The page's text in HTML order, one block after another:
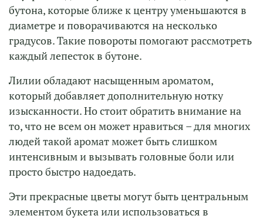
бутона, которые ближе к центру уменьшаются в
диаметре и поворачиваются на несколько
градусов. Такие повороты помогают рассмотреть
каждый лепесток в бутоне.
Лилии обладают насыщенным ароматом,
который добавляет дополнительную нотку
изысканности. Но стоит обратить внимание на
то, что не всем он может нравиться – для многих
людей такой аромат может быть слишком
интенсивным и вызывать головные боли или
просто быстро надоедать.
Эти прекрасные цветы могут быть центральным
элементом букета или использоваться в